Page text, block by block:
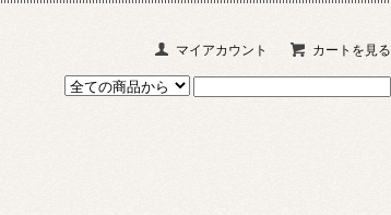
マイアカウント カートを見る